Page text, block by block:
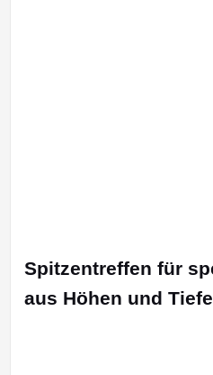
Spitzentreffen für
aus Höhen und